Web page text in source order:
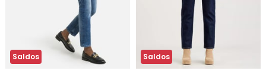
Saldos Saldos